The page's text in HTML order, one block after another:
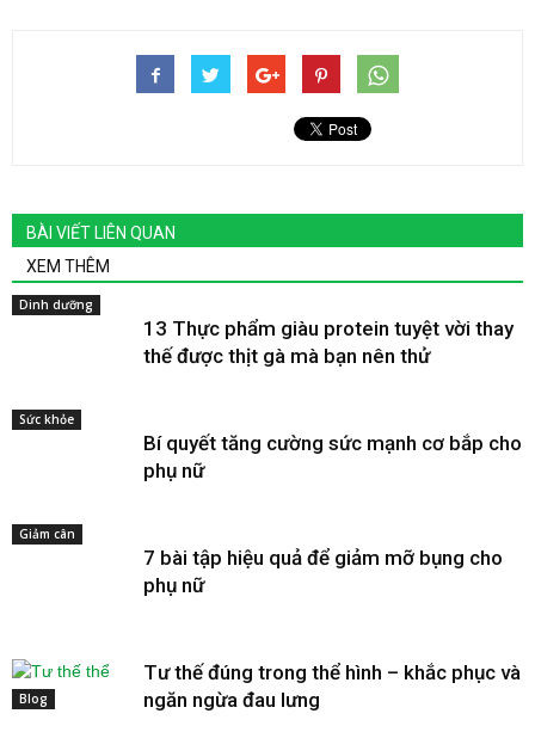
BÀI VIẾT LIÊN QUAN
XEM THÊM
Dinh dưỡng
13 Thực phẩm giàu protein tuyệt vời thay
thế được thịt gà mà bạn nên thử
Sức khỏe
Bí quyết tăng cường sức mạnh cơ bắp cho
phụ nữ
Giảm cân
7 bài tập hiệu quả để giảm mỡ bụng cho
phụ nữ
Blog
Tư thế đúng trong thể hình – khắc phục và
ngăn ngừa đau lưng